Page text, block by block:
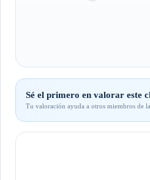
Sé el primero en valorar este
Tu valoración ayuda a otros miembros de